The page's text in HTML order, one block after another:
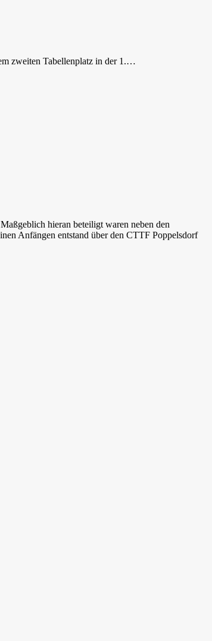
zweiten Tabellenplatz in der 1.…
hieran beteiligt waren neben den
Anfängen entstand über den CTTF Poppelsdorf